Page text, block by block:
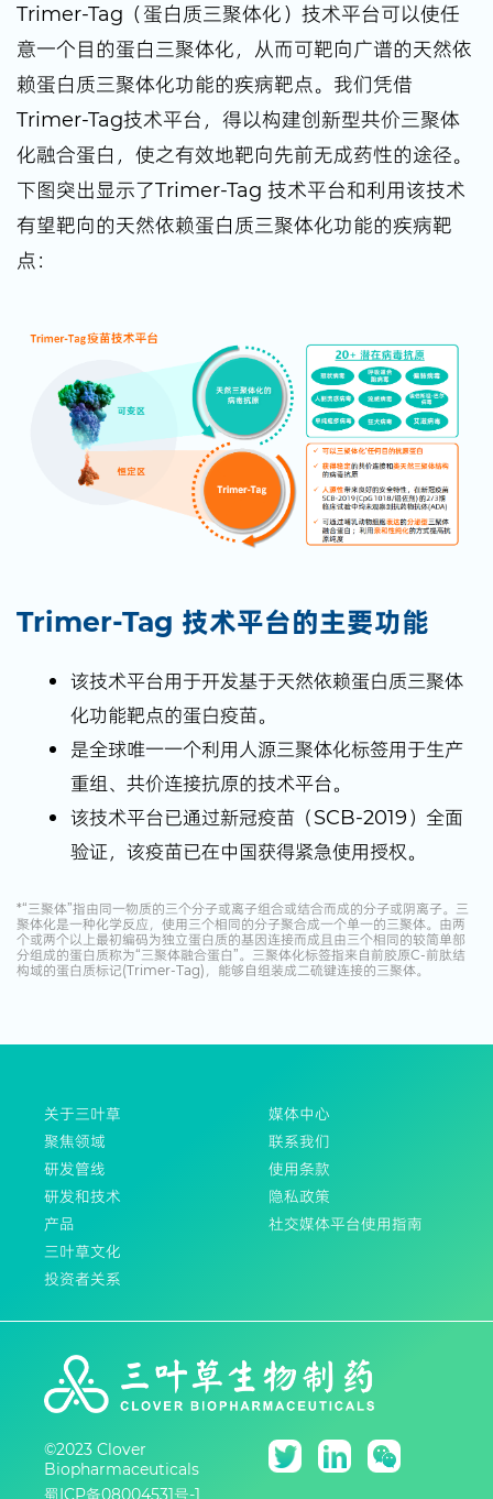
Trimer-Tag（蛋白质三聚体化）技术平台可以使任
意一个目的蛋白三聚体化，从而可靶向广谱的天然依
赖蛋白质三聚体化功能的疾病靶点。我们凭借
Trimer-Tag技术平台，得以构建创新型共价三聚体
化融合蛋白，使之有效地靶向先前无成药性的途径。
下图突出显示了Trimer-Tag 技术平台和利用该技术
有望靶向的天然依赖蛋白质三聚体化功能的疾病靶
点：
Trimer-Tag 技术平台的主要功能
该技术平台用于开发基于天然依赖蛋白质三聚体
化功能靶点的蛋白疫苗。
是全球唯一一个利用人源三聚体化标签用于生产
重组、共价连接抗原的技术平台。
该技术平台已通过新冠疫苗（SCB-2019）全面
验证，该疫苗已在中国获得紧急使用授权。
*“三聚体”指由同一物质的三个分子或离子组合或结合而成的分子或阴离子。三
聚体化是一种化学反应，使用三个相同的分子聚合成一个单一的三聚体。由两
个或两个以上最初编码为独立蛋白质的基因连接而成且由三个相同的较简单部
分组成的蛋白质称为“三聚体融合蛋白”。三聚体化标签指来自前胶原C-前肽结
构域的蛋白质标记(Trimer-Tag)，能够自组装成二硫键连接的三聚体。
关于三叶草
聚焦领域
研发管线
研发和技术
产品
三叶草文化
投资者关系
媒体中心
联系我们
使用条款
隐私政策
社交媒体平台使用指南
©2023 Clover
Biopharmaceuticals
蜀ICP备08004531号-1